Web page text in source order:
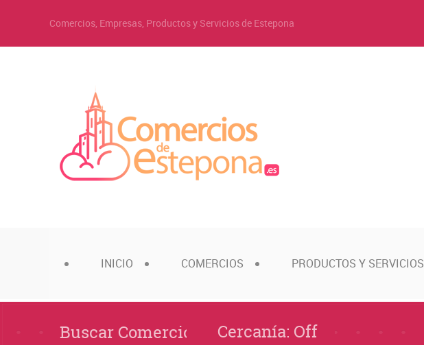
Comercios, Empresas, Productos y Servicios de Estepona
INICIO COMERCIOS PRODUCTOS Y SERVICIOS
Cercanía: Off